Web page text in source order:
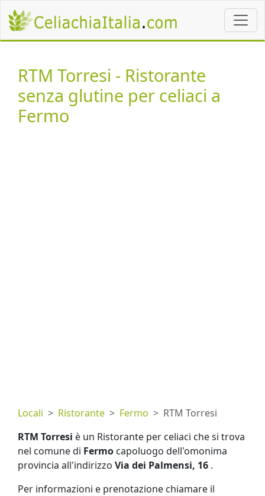
RTM Torresi - Ristorante
senza glutine per celiaci a
Fermo
Locali Ristorante Fermo
RTM Torresi
RTM Torresi è un Ristorante per celiaci che si trova
nel comune di Fermo capoluogo dell'omonima
provincia all'indirizzo Via dei Palmensi, 16 .
Per informazioni e prenotazione chiamare il